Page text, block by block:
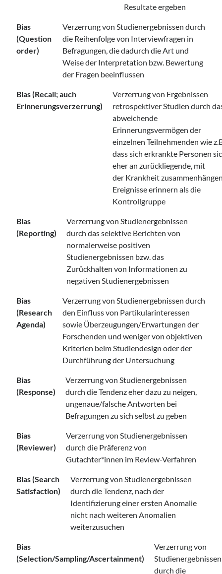
Resultate ergeben
Bias
(Question
order)
Verzerrung von Studienergebnissen durch
die Reihenfolge von Interviewfragen in
Befragungen, die dadurch die Art und
Weise der Interpretation bzw. Bewertung
der Fragen beeinflussen
Bias (Recall; auch
Erinnerungsverzerrung)
Verzerrung von Ergebnissen
retrospektiver Studien durch
abweichende
Erinnerungsvermögen der
einzelnen Teilnehmenden wie
dass sich erkrankte Personen
eher an zurückliegende, mit
der Krankheit
Ereignisse erinnern als die
Kontrollgruppe
Bias
(Reporting)
Verzerrung von Studienergebnissen
durch das selektive Berichten von
normalerweise positiven
Studienergebnissen bzw. das
Zurückhalten von Informationen zu
negativen Studienergebnissen
Bias
(Research
Agenda)
Verzerrung von Studienergebnissen durch
den Einfluss von Partikularinteressen
sowie Überzeugungen/Erwartungen der
Forschenden und weniger von objektiven
Kriterien beim Studiendesign oder der
Durchführung der Untersuchung
Bias
(Response)
Verzerrung von Studienergebnissen
durch die Tendenz eher dazu zu neigen,
ungenaue/falsche Antworten bei
Befragungen zu sich selbst zu geben
Bias
(Reviewer)
Verzerrung von Studienergebnissen
durch die Präferenz von
Gutachter*innen im Review-Verfahren
Bias (Search
Satisfaction)
Verzerrung von Studienergebnissen
durch die Tendenz, nach der
Identifizierung einer ersten Anomalie
nicht nach weiteren Anomalien
weiterzusuchen
Bias
(Selection/Sampling/Ascertainment)
Verzerrung von
Studienergebnissen
durch die